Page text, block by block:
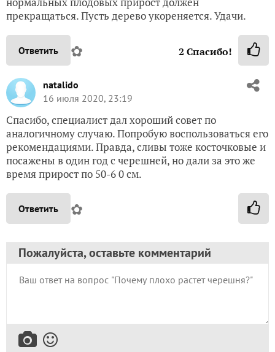
прекращаться. Пусть дерево укореняется. Удачи.
Ответить ✿ 2 Спасибо!
natalido
16 июля 2020, 23:19
Спасибо, специалист дал хороший совет по
аналогичному случаю. Попробую воспользоваться его
рекомендациями. Правда, сливы тоже косточковые и
посажены в один год с черешней, но дали за это же
время прирост по 50-6 0 см.
Ответить ✿
Пожалуйста, оставьте комментарий